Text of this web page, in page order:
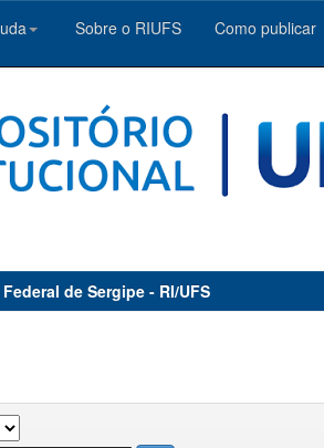
Sobre o RIUFS Como publicar
de Sergipe - RI/UFS